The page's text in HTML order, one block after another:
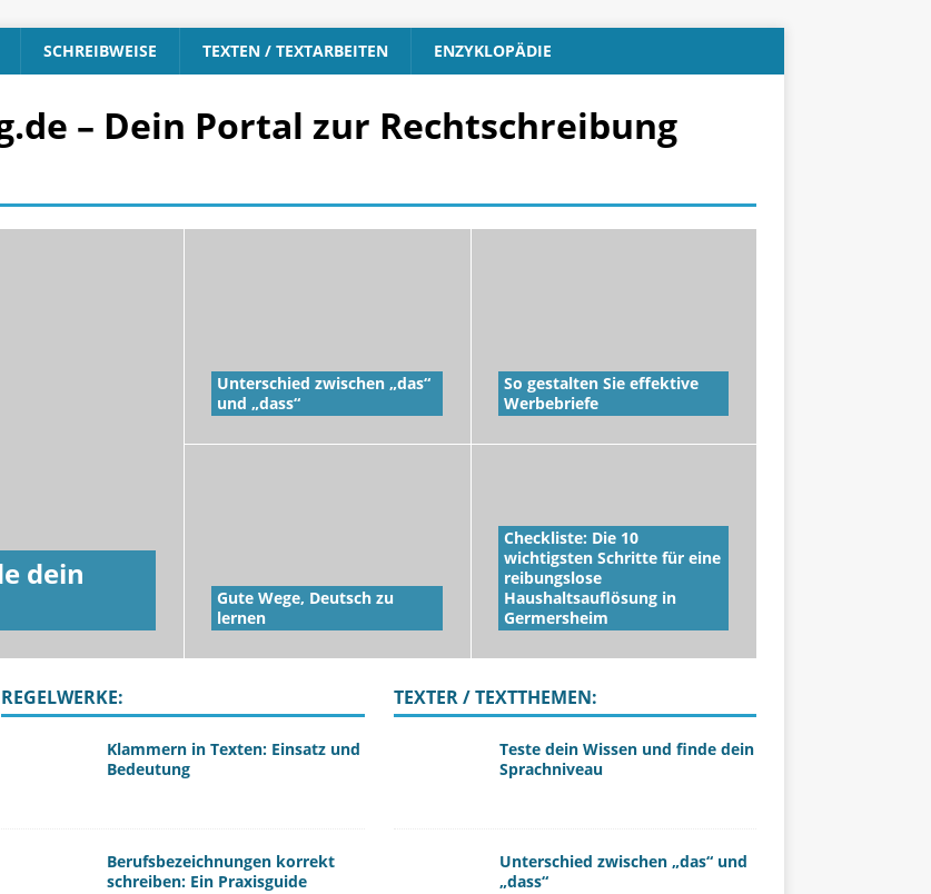
SCHREIBWEISE TEXTEN / TEXTARBEITEN ENZYKLOPÄDIE
– Dein Portal zur Rechtschreibung
dein
Unterschied zwischen „das“
und „dass“
So gestalten Sie effektive
Werbebriefe
Gute Wege, Deutsch zu
lernen
Checkliste: Die 10
wichtigsten Schritte für eine
reibungslose
Haushaltsauflösung in
Germersheim
REGELWERKE:
Klammern in Texten: Einsatz und
Bedeutung
Berufsbezeichnungen korrekt
schreiben: Ein Praxisguide
TEXTER / TEXTTHEMEN:
Teste dein Wissen und finde dein
Sprachniveau
Unterschied zwischen „das“ und
„dass“